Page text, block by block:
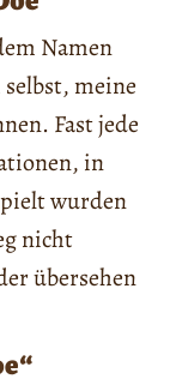
Namen
meine
Fast jede
in
wurden
nicht
übersehen